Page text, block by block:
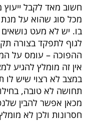
חשוב מאד לקבל ייעוץ
מכל סוג שהוא על מנת
בו. יש לא מעט נושאים
לגוף לתפקד בצורה
ההפוכה – עומס על
אין זה מומלץ להגיע
במצב לא רצוי שיש לו
תחושה לא טובה,
מכאן אפשר להבין
חסרונות ולכן לא